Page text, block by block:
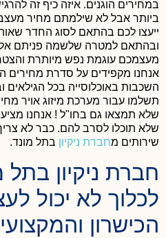
במחירים הוגנים. איזה כיף זה
ביותר אבל לא שילמתם מחיר
ייעצו לכם בהתאם לסוג החדר
ובהתאם למטרה שלשמה פניתם
מעצמכם עוגמת נפש מיותרת
אנחנו מקפידים על סדרת מחירים
השכבות באוכלוסייה בכל הגילאים
תשלמו עבור מערכת מיזוג אויר
שלא תמצאו גם בחו"ל ! אנחנו
שלא תוכלו לסרב להם. כבר לא צריך
שירותים מחברת ניקיון בתל מונד.
חברת ניקיון בתל
לכלוך לא יכול
הכישרון